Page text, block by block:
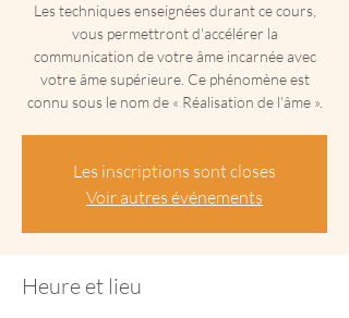
Les techniques enseignées durant ce cours,
vous permettront d'accélérer la
communication de votre âme incarnée avec
votre âme supérieure. Ce phénomène est
connu sous le nom de « Réalisation de l’âme ».
Les inscriptions sont closes
Voir autres événements
Heure et lieu